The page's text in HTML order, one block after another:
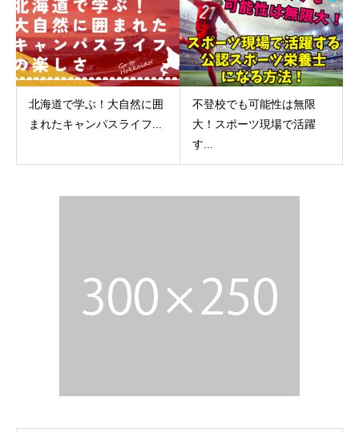
北海道で学ぶ！大自然に囲
まれたキャンパスライフ...
不登校でも可能性は無限
大！スポーツ現場で活躍
す...